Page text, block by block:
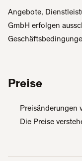
Angebote,
GmbH erfolgen
Preise
Preisänderungen
Die Preise